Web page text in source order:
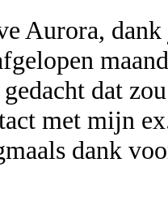
Aurora,
dat
met mijn
dank